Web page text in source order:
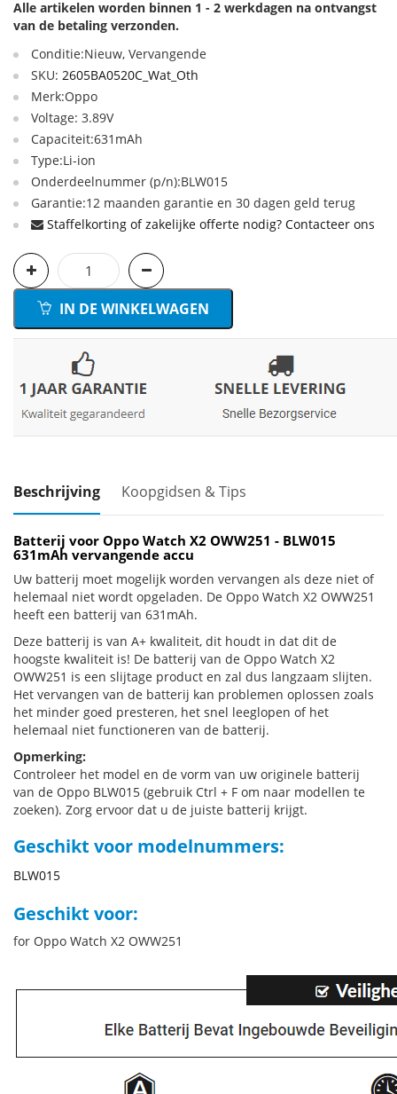
Alle artikelen worden binnen 1 - 2 werkdagen na ontvangst
van de betaling verzonden.
Conditie:Nieuw, Vervangende
SKU: 2605BA0520C_Wat_Oth
Merk:Oppo
Voltage: 3.89V
Capaciteit:631mAh
Type:Li-ion
Onderdeelnummer (p/n):BLW015
Garantie:12 maanden garantie en 30 dagen geld terug
Staffelkorting of zakelijke offerte nodig? Contacteer ons
IN DE WINKELWAGEN
Beschrijving Koopgidsen & Tips
Batterij voor Oppo Watch X2 OWW251 - BLW015
631mAh vervangende accu
Uw batterij moet mogelijk worden vervangen als deze niet of
helemaal niet wordt opgeladen. De Oppo Watch X2 OWW251
heeft een batterij van 631mAh.
Deze batterij is van A+ kwaliteit, dit houdt in dat dit de
hoogste kwaliteit is! De batterij van de Oppo Watch X2
OWW251 is een slijtage product en zal dus langzaam slijten.
Het vervangen van de batterij kan problemen oplossen zoals
het minder goed presteren, het snel leeglopen of het
helemaal niet functioneren van de batterij.
Opmerking:
Controleer het model en de vorm van uw originele batterij
van de Oppo BLW015 (gebruik Ctrl + F om naar modellen te
zoeken). Zorg ervoor dat u de juiste batterij krijgt.
Geschikt voor modelnummers:
BLW015
Geschikt voor:
for Oppo Watch X2 OWW251